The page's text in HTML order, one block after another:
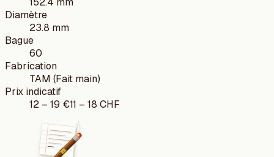
Diamètre
23.8 mm
Bague
60
Fabrication
TAM (Fait main)
Prix indicatif
12 – 19 €11 – 18 CHF